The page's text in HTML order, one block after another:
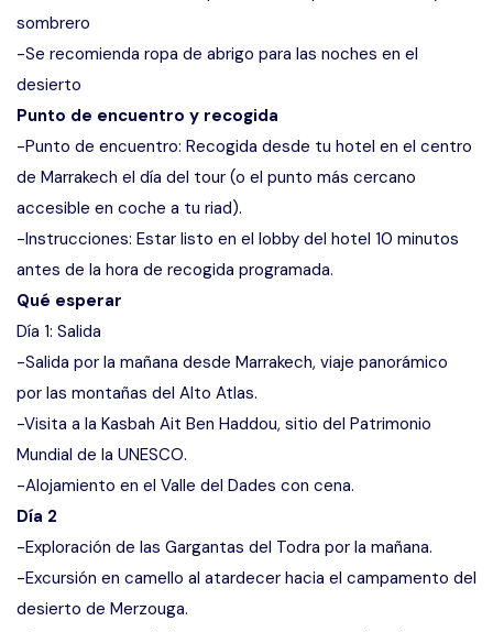
sombrero
-Se recomienda ropa de abrigo para las noches en el
desierto
Punto de encuentro y recogida
-Punto de encuentro: Recogida desde tu hotel en el centro
de Marrakech el día del tour (o el punto más cercano
accesible en coche a tu riad).
-Instrucciones: Estar listo en el lobby del hotel 10 minutos
antes de la hora de recogida programada.
Qué esperar
Día 1: Salida
-Salida por la mañana desde Marrakech, viaje panorámico
por las montañas del Alto Atlas.
-Visita a la Kasbah Ait Ben Haddou, sitio del Patrimonio
Mundial de la UNESCO.
-Alojamiento en el Valle del Dades con cena.
Día 2
-Exploración de las Gargantas del Todra por la mañana.
-Excursión en camello al atardecer hacia el campamento del
desierto de Merzouga.